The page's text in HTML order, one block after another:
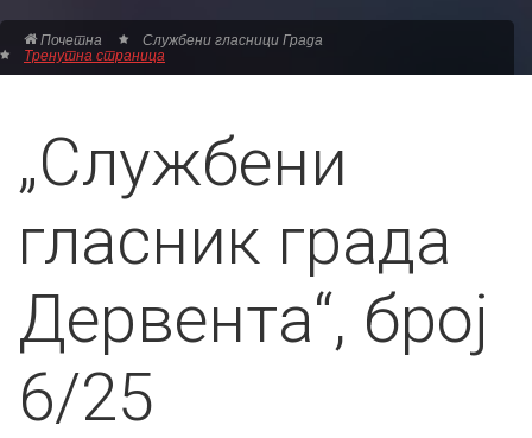
Почетна Службени гласници Града
Тренутна страница
„Службени
гласник града
Дервента“, број
6/25